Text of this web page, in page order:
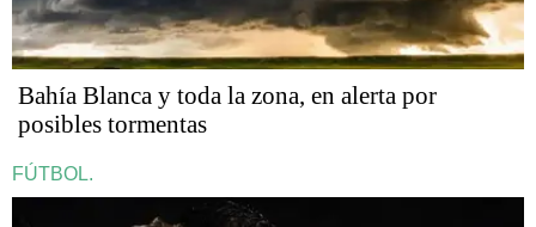
Bahía Blanca y toda la zona, en alerta por
posibles tormentas
FÚTBOL.